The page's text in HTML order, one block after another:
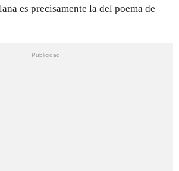
es precisamente la del poema de